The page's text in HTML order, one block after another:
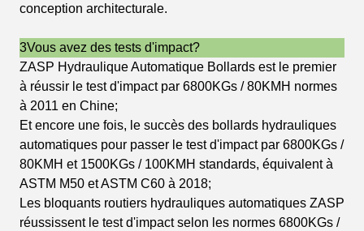
conception architecturale.
3Vous avez des tests d'impact?
ZASP Hydraulique Automatique Bollards est le premier
à réussir le test d'impact par 6800KGs / 80KMH normes
à 2011 en Chine;
Et encore une fois, le succès des bollards hydrauliques
automatiques pour passer le test d'impact par 6800KGs /
80KMH et 1500KGs / 100KMH standards, équivalent à
ASTM M50 et ASTM C60 à 2018;
Les bloquants routiers hydrauliques automatiques ZASP
réussissent le test d'impact selon les normes 6800KGs /